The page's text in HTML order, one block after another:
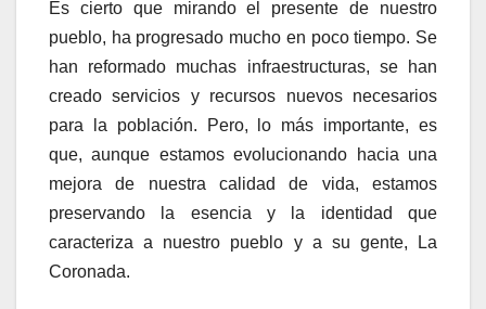
Es cierto que mirando el presente de nuestro
pueblo, ha progresado mucho en poco tiempo. Se
han reformado muchas infraestructuras, se han
creado servicios y recursos nuevos necesarios
para la población. Pero, lo más importante, es
que, aunque estamos evolucionando hacia una
mejora de nuestra calidad de vida, estamos
preservando la esencia y la identidad que
caracteriza a nuestro pueblo y a su gente, La
Coronada.